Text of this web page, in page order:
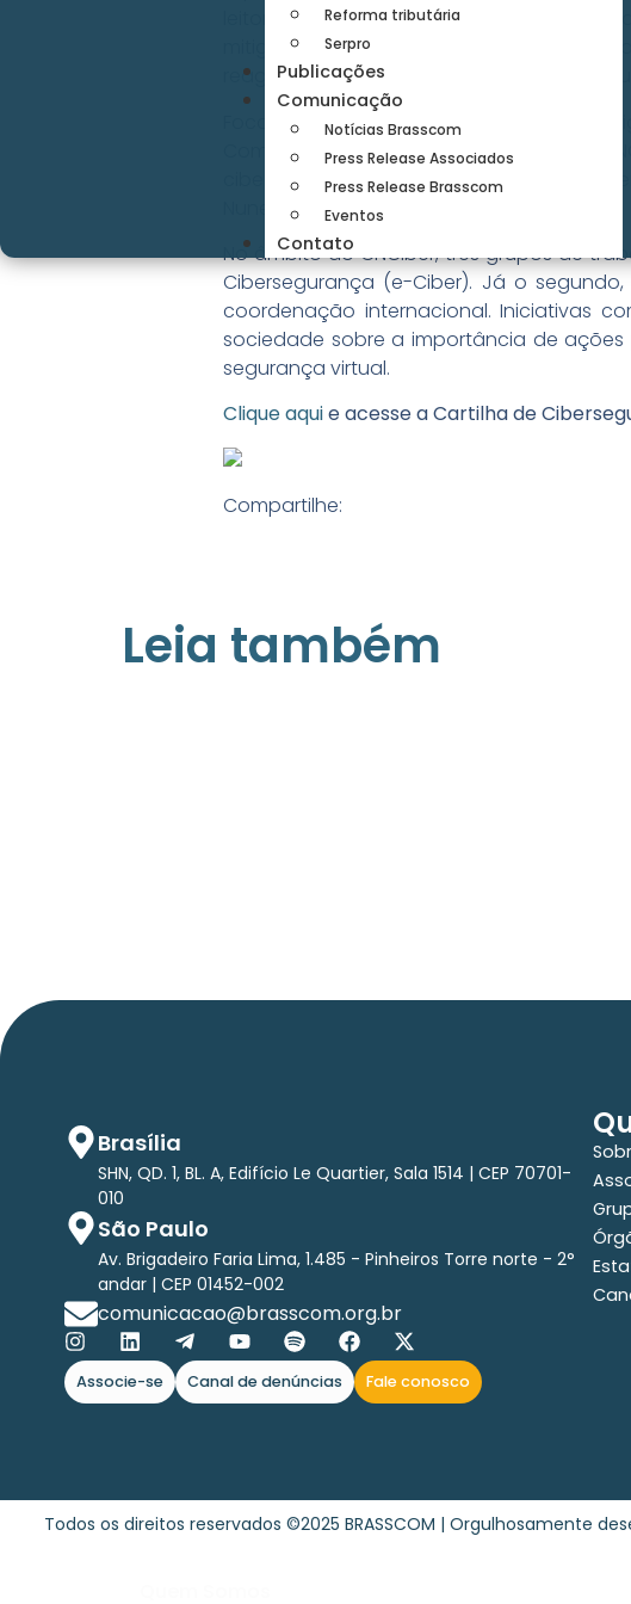
Reforma tributária
Serpro
Publicações
Comunicação
Notícias Brasscom
Press Release Associados
Press Release Brasscom
Eventos
Contato
leitores avaliar rapidamente o seu
mitigação de riscos que as MPEs
reagir após descobrir um incidente de
Focada na importância de um ambiente
Comitê Nacional de Cibersegurança
cibernética do Brasil.A representação é
Nunes, da Conexis.
No âmbito do CNCiber, três grupos de
Cibersegurança (e-Ciber). Já o
coordenação internacional. Iniciativas
sociedade sobre a importância de
segurança virtual.
Clique aquie acesse a Cartilha de
Compartilhe:
Leia também
Brasília
SHN, QD. 1, BL. A, Edifício Le Quartier, Sala 1514 | CEP 70701-
010
São Paulo
Av. Brigadeiro Faria Lima, 1.485 - Pinheiros Torre norte - 2°
andar | CEP 01452-002
comunicacao@brasscom.org.br
Associe-se Canal de denúncias Fale conosco
Todos os direitos reservados ©2025 BRASSCOM | Orgulhosamente